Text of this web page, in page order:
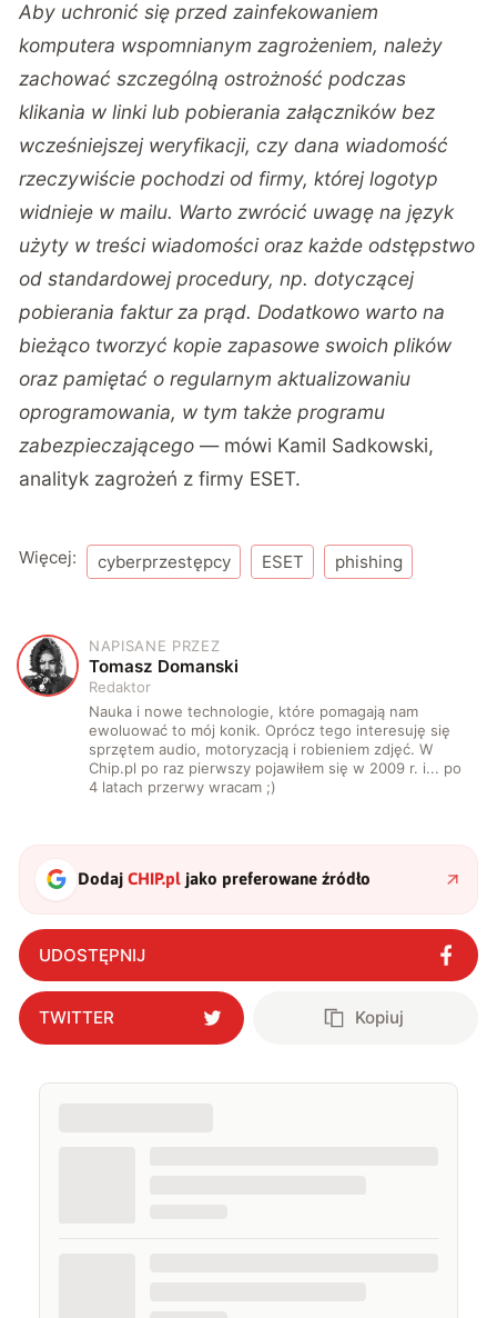
Aby uchronić się przed zainfekowaniem
komputera wspomnianym zagrożeniem, należy
zachować szczególną ostrożność podczas
klikania w linki lub pobierania załączników bez
wcześniejszej weryfikacji, czy dana wiadomość
rzeczywiście pochodzi od firmy, której logotyp
widnieje w mailu. Warto zwrócić uwagę na język
użyty w treści wiadomości oraz każde odstępstwo
od standardowej procedury, np. dotyczącej
pobierania faktur za prąd. Dodatkowo warto na
bieżąco tworzyć kopie zapasowe swoich plików
oraz pamiętać o regularnym aktualizowaniu
oprogramowania, w tym także programu
zabezpieczającego — mówi Kamil Sadkowski,
analityk zagrożeń z firmy ESET.
Więcej: cyberprzestępcy ESET phishing
T
NAPISANE PRZEZ
Tomasz Domanski
Redaktor
Nauka i nowe technologie, które pomagają nam
ewoluować to mój konik. Oprócz tego interesuję się
sprzętem audio, motoryzacją i robieniem zdjęć. W
Chip.pl po raz pierwszy pojawiłem się w 2009 r. i... po
4 latach przerwy wracam ;)
DodajCHIP.pl jako preferowane źródło
UDOSTĘPNIJ
TWITTER Kopiuj